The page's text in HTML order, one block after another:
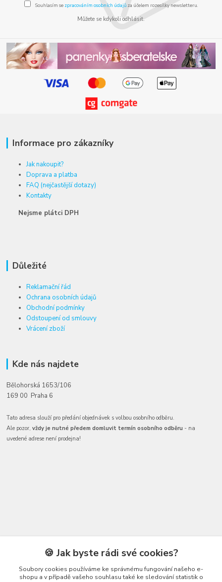
Souhlasím se zpracováním osobních údajůza účelem rozesílky newsletteru.
Můžete se kdykoli odhlásit.
Informace pro zákazníky
Jak nakoupit?
Doprava a platba
FAQ (nejčastější dotazy)
Kontakty
Nejsme plátci DPH
Důležité
Reklamační řád
Ochrana osobních údajů
Obchodní podmínky
Odstoupení od smlouvy
Vrácení zboží
Kde nás najdete
Bělohorská 1653/106
169 00 Praha 6
Tato adresa slouží pro předání objednávek s volbou osobního odběru.
Ale pozor,vždy je nutné předem domluvit termín osobního odběru - na
uvedené adrese není prodejna!
Kontakty🍪 Jak byste rádi své cookies?
Soubory cookies používáme ke správnému fungování našeho e-
shopu a v případě vašeho souhlasu také ke sledování statistik o